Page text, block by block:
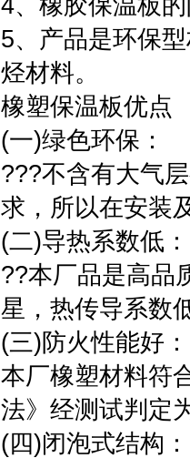
4、橡胶保温板
5、产品是环保
烃材料。
橡塑保温板优点
(一)绿色环保：
???不含有大气
求，所以在安装
(二)导热系数低
??本厂品是高品
星，热传导系数
(三)防火性能好
本厂橡塑材料符
法》经测试判定
(四)闭泡式结构